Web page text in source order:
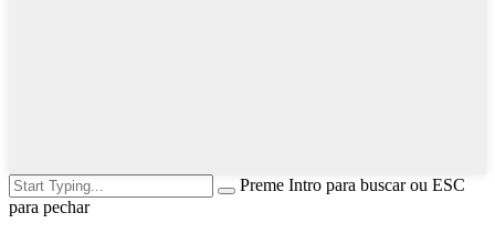
Preme Intro para buscar ou ESC
para pechar